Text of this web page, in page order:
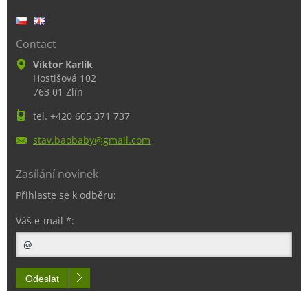
Contact
Viktor Karlík
Hostišová 102
763 01 Zlín
tel. +420 605 371 737
stav.baobaby@gmail.com
Zasílání novinek
Přihlaste se k odběru:
Váš e-mail *:
Odeslat